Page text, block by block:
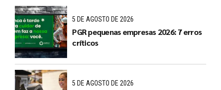
5 DE AGOSTO DE 2026
PGR pequenas empresas 2026: 7 erros
críticos
5 DE AGOSTO DE 2026